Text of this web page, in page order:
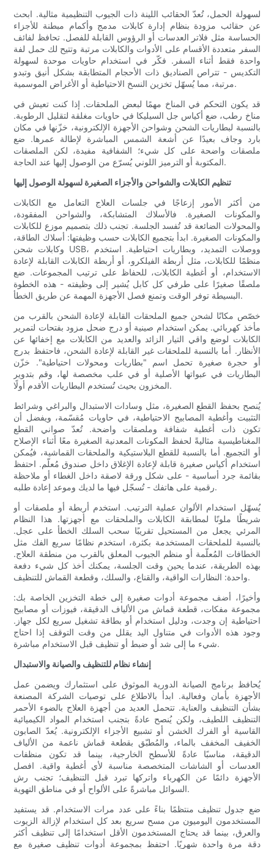
لسهولة الحمل، تُعدّ الحقائب اللينة ذات الجيوب التنظيمية مثالية. ابحث
عن حقائب مزودة بنظام إدارة كابلات مدمج وأكمام مبطنة للأجزاء
الحساسة مثل فلاتر العدسات أو الرؤوس القابلة للفصل. تحافظ لفائف
السفر متعددة الأقسام على الأدوات والكابلات مرتبة وتتيح لك حمل لفة
واحدة فقط أثناء السفر. فكّر في استخدام حاويات موحدة لسهولة
التكديس - تتراص الصناديق ذات الأحجام المتطابقة بشكل أنيق وتبدو
مرتبة، مما يُسهّل تخزين النسخ الاحتياطية أو الأغراض الموسمية.
قد يكون التحكم في المناخ مهمًا لبعض الملحقات. إذا كنت تعيش في
مناخ رطب، ضع أكياس جل السيليكا في حاويات مغلقة لتقليل الرطوبة.
بالنسبة لبطاريات الشحن وشواحن الأجهزة الإلكترونية، خزّنها في مكان
بارد وجاف بعيدًا عن أشعة الشمس المباشرة لإطالة عمرها. ضع
ملصقات واضحة على كل شيء؛ الشفافية مفيدة، لكن الملصقات
المكتوبة أو الترميز اللوني يُسرّع من الوصول إليها عند الحاجة.
تنظيم الكابلات والشواحن والأجزاء الصغيرة لسهولة الوصول إليها
من أكثر الأمور إزعاجًا في جلسات العلاج التعامل مع الكابلات
والمكونات الصغيرة. فالأسلاك المتشابكة، والشواحن المفقودة،
والمحولات الضائعة قد تُفسد الجلسة. تجنب ذلك بتصميم موزع للكابلات
والمكونات الصغيرة. ابدأ بتجميع الكابلات حسب وظيفتها: أسلاك الطاقة،
وكابلات شحن USB، ووصلات التمديد، وبطاريات احتياطية. استخدم
منظمًا للكابلات، مثل أربطة الفيلكرو، أو أربطة الكابلات القابلة لإعادة
الاستخدام، أو أغطية الكابلات، للحفاظ على ترتيب المجموعات. ضع
ملصقًا صغيرًا على طرفي كل كابل يُشير إلى وظيفته - هذه الخطوة
البسيطة توفر الوقت وتمنع فصل الأجهزة المهمة عن طريق الخطأ.
خصّص مكانًا لشحن جميع الملحقات القابلة لإعادة الشحن بالقرب من
مأخذ كهربائي. يمكن استخدام صينية أو درج ضحل مزود بفتحات لتمرير
الكابلات لوضع واقي التيار الزائد والعديد من الكابلات مع إخفائها عن
الأنظار. أما بالنسبة للملحقات غير القابلة لإعادة الشحن، فاحتفظ بدرج
أو حجرة صغيرة تحمل اسم "بطاريات ومحولات احتياطية". خزّن
البطاريات في عبواتها الأصلية أو في علب مخصصة لها، وقم بتدوير
المخزون بحيث تُستخدم البطاريات الأقدم أولًا.
يُنصح بحفظ القطع الصغيرة، مثل وسادات الاستبدال والبراغي وشرائط
التثبيت وأغطية المصابيح الاحتياطية، في حاويات مُقسّمة، ويفضل أن
تكون ذات أغطية شفافة وملصقات واضحة. تُعدّ صواني القطع
المغناطيسية مثاليةً لحفظ المكونات المعدنية الصغيرة معًا أثناء الإصلاح
أو التجميع. أما بالنسبة للقطع البلاستيكية والملحقات القماشية، فيُمكن
استخدام أكياس صغيرة قابلة لإعادة الإغلاق داخل صندوق مُعلّم. احتفظ
بقائمة جرد أساسية - على شكل ورقة لاصقة داخل الغطاء أو ملاحظة
رقمية على هاتفك - تُسجّل فيها ما لديك وموعد إعادة طلبه.
يُسهّل استخدام الألوان عملية الترتيب. استخدم أربطة أو ملصقات أو
شريطًا ملونًا لمطابقة الكابلات والملحقات مع أجهزتها. هذا النظام
المرئي يجعل من المستحيل تقريبًا سحب السلك الخطأ على عجل.
بالنسبة للملحقات المستخدمة بكثرة، استخدم نظامًا سريع الفك مثل
الخطافات المُعلّمة أو منظم الجيوب المعلق بالقرب من منطقة العلاج.
بهذه الطريقة، عندما يحين وقت الجلسة، يمكنك أخذ كل شيء دفعة
واحدة: النظارات الواقية، والقناع، والسلك، وقطعة القماش للتنظيف.
وأخيرًا، أضف مجموعة أدوات صغيرة إلى خطة التخزين الخاصة بك:
مجموعة مفكات، قطعة قماش من الألياف الدقيقة، فيوزات أو مصابيح
احتياطية إن وجدت، ودليل استخدام أو بطاقة تشغيل سريع لكل جهاز.
وجود هذه الأدوات في متناول اليد يقلل من وقت التوقف إذا احتاج
شيء ما إلى شد أو ضبط أو تنظيف قبل الاستخدام مباشرة.
إنشاء نظام للتنظيف والصيانة والاستبدال
يُحافظ برنامج الصيانة الدورية الموثوق على استثمارك ويضمن عمل
الأجهزة بأمان وفعالية. ابدأ بالاطلاع على توصيات الشركة المصنعة
بشأن التنظيف والعناية. تتحمل العديد من أجهزة العلاج بالضوء الأحمر
التنظيف اللطيف، ولكن يُنصح عادةً بتجنب استخدام المواد الكيميائية
القاسية أو الفرك الخشن أو تشبيع الأجزاء الإلكترونية. يُعدّ الصابون
الخفيف المخفف بالماء، والمُطبّق بقطعة قماش ناعمة من الألياف
الدقيقة، مناسبًا عادةً للأسطح الخارجية، بينما قد تكون منظفات
العدسات أو الشاشات المتخصصة مناسبة لأي أغطية واقية. افصل
الأجهزة دائمًا عن الكهرباء واتركها تبرد قبل التنظيف؛ تجنب رش
السوائل مباشرةً على الألواح أو في مناطق التهوية.
ضع جدول تنظيف منتظمًا بناءً على عدد مرات الاستخدام. قد يستفيد
المستخدمون اليوميون من مسح سريع بعد كل استخدام لإزالة الزيوت
والعرق، بينما قد يحتاج المستخدمون الأقل استخدامًا إلى تنظيف أكثر
دقة مرة واحدة شهريًا. احتفظ بمجموعة أدوات تنظيف صغيرة مع